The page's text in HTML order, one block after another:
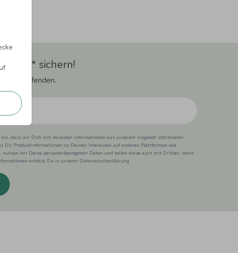
sichern!
Laufenden.
dass wir Dich mit neuesten Informationen aus unserem Angebot informieren
Dir Produktinformationen zu Deinen Interessen auf anderen Plattformen wie
nutzen wir Deine personenbezogenen Daten und teilen diese auch mit Dritten, wenn
erhätst Du in unserer Datenschutzerklärung.